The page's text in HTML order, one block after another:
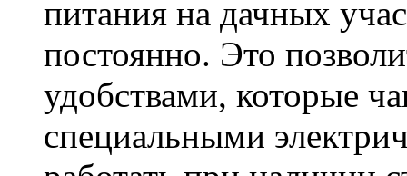
питания на дачных
постоянно. Это
удобствами, которые
специальными